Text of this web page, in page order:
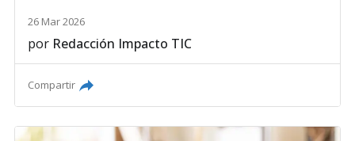
26 Mar 2026
por Redacción Impacto TIC
Compartir